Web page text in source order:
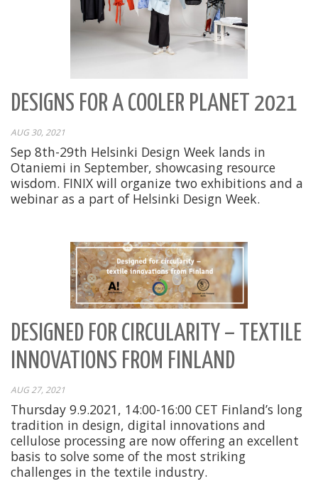
DESIGNS FOR A COOLER PLANET 2021
AUG 30, 2021
Sep 8th-29th Helsinki Design Week lands in
Otaniemi in September, showcasing resource
wisdom. FINIX will organize two exhibitions and a
webinar as a part of Helsinki Design Week.
DESIGNED FOR CIRCULARITY – TEXTILE
INNOVATIONS FROM FINLAND
AUG 27, 2021
Thursday 9.9.2021, 14:00-16:00 CET Finland’s long
tradition in design, digital innovations and
cellulose processing are now offering an excellent
basis to solve some of the most striking
challenges in the textile industry.